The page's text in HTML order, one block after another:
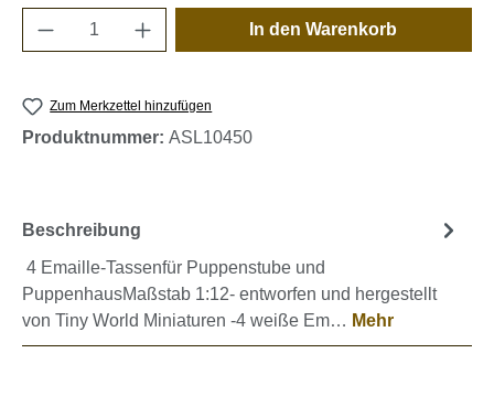
Produkt Anzahl: Gib den gewünschten
In den Warenkorb
Zum Merkzettel hinzufügen
Produktnummer: ASL10450
Beschreibung
4 Emaille-Tassenfür Puppenstube und
PuppenhausMaßstab 1:12- entworfen und hergestellt
von Tiny World Miniaturen -4 weiße Em… Mehr